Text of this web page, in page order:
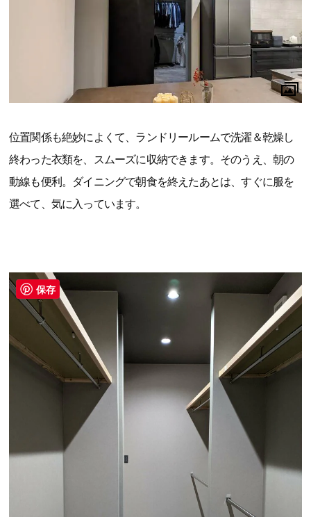
位置関係も絶妙によくて、ランドリールームで洗濯＆乾燥し
終わった衣類を、スムーズに収納できます。そのうえ、朝の
動線も便利。ダイニングで朝食を終えたあとは、すぐに服を
選べて、気に入っています。
保存